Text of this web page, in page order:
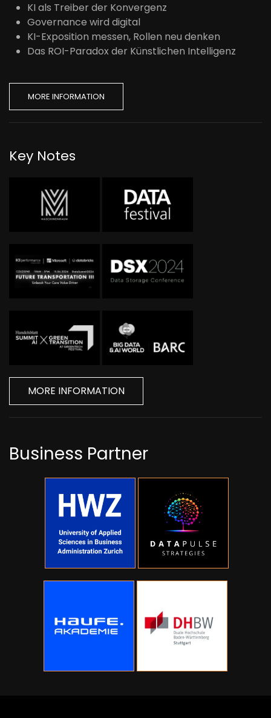
KI als Treiber der Konvergenz
Governance wird digital
KI-Exposition messen, Rollen neu denken
Das ROI-Paradox der Künstlichen Intelligenz
MORE INFORMATION
Key Notes
MORE INFORMATION
Business Partner